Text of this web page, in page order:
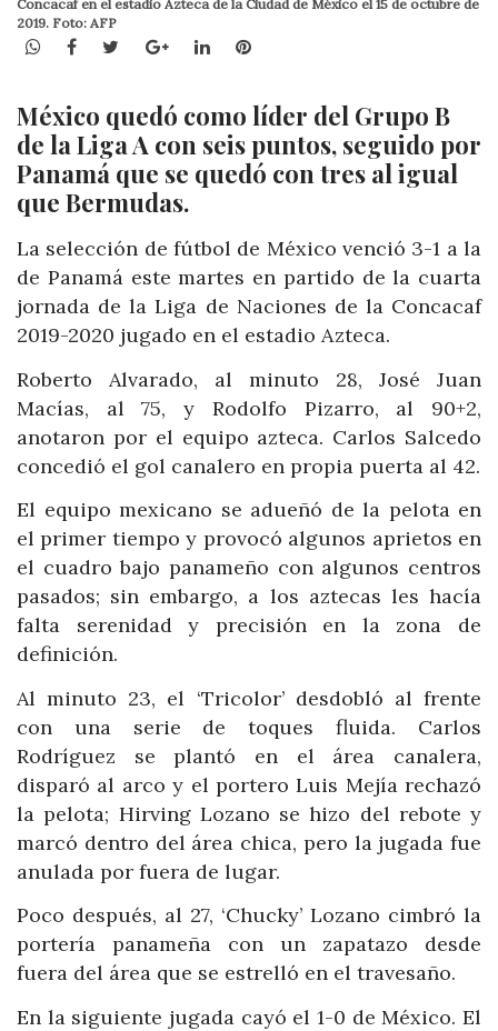
Concacaf en el estadio Azteca de la Ciudad de México el 15 de octubre de
2019. Foto: AFP
WhatsApp
Facebook
TwitterGoogle+LinkedInPinterest
México quedó como líder del Grupo B
de la Liga A con seis puntos, seguido por
Panamá que se quedó con tres al igual
que Bermudas.
La selección de fútbol de México venció 3-1 a la
de Panamá este martes en partido de la cuarta
jornada de la Liga de Naciones de la Concacaf
2019-2020 jugado en el estadio Azteca.
Roberto Alvarado, al minuto 28, José Juan
Macías, al 75, y Rodolfo Pizarro, al 90+2,
anotaron por el equipo azteca. Carlos Salcedo
concedió el gol canalero en propia puerta al 42.
El equipo mexicano se adueñó de la pelota en
el primer tiempo y provocó algunos aprietos en
el cuadro bajo panameño con algunos centros
pasados; sin embargo, a los aztecas les hacía
falta serenidad y precisión en la zona de
definición.
Al minuto 23, el ‘Tricolor’ desdobló al frente
con una serie de toques fluida. Carlos
Rodríguez se plantó en el área canalera,
disparó al arco y el portero Luis Mejía rechazó
la pelota; Hirving Lozano se hizo del rebote y
marcó dentro del área chica, pero la jugada fue
anulada por fuera de lugar.
Poco después, al 27, ‘Chucky’ Lozano cimbró la
portería panameña con un zapatazo desde
fuera del área que se estrelló en el travesaño.
En la siguiente jugada cayó el 1-0 de México. El